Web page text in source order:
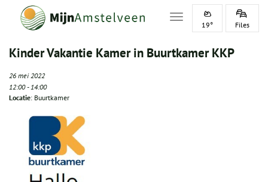
Toggle navigation
19° Files
Kinder Vakantie Kamer in Buurtkamer KKP
26 mei 2022
12:00-14:00
Locatie: Buurtkamer